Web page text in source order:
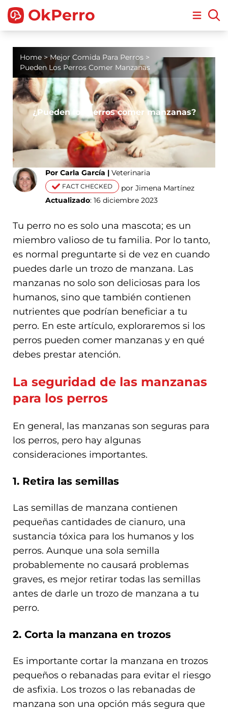
OkPerro Open
Home > Mejor Comida Para Perros >
Pueden Los Perros Comer Manzanas
¿Pueden los perros comer manzanas?
Por Carla García | Veterinaria
FACT CHECKED
por Jimena Martínez
Actualizado: 16 diciembre 2023
Tu perro no es solo una mascota; es un
miembro valioso de tu familia. Por lo tanto,
es normal preguntarte si de vez en cuando
puedes darle un trozo de manzana. Las
manzanas no solo son deliciosas para los
humanos, sino que también contienen
nutrientes que podrían beneficiar a tu
perro. En este artículo, exploraremos si los
perros pueden comer manzanas y en qué
debes prestar atención.
La seguridad de las manzanas
para los perros
En general, las manzanas son seguras para
los perros, pero hay algunas
consideraciones importantes.
1. Retira las semillas
Las semillas de manzana contienen
pequeñas cantidades de cianuro, una
sustancia tóxica para los humanos y los
perros. Aunque una sola semilla
probablemente no causará problemas
graves, es mejor retirar todas las semillas
antes de darle un trozo de manzana a tu
perro.
2. Corta la manzana en trozos
Es importante cortar la manzana en trozos
pequeños o rebanadas para evitar el riesgo
de asfixia. Los trozos o las rebanadas de
manzana son una opción más segura que